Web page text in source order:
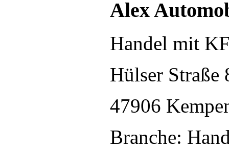
Alex
Handel mit
Hülser Straße
47906
Branche: